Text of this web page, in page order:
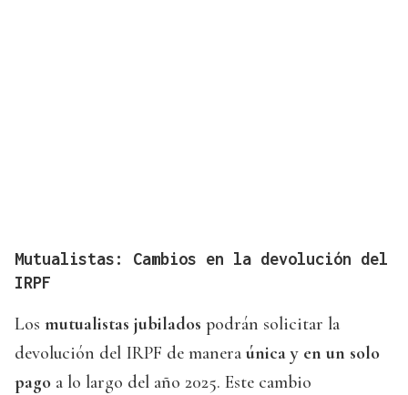
Mutualistas: Cambios en la devolución del
IRPF
Los mutualistas jubilados podrán solicitar la
devolución del IRPF de manera única y en un solo
pago a lo largo del año 2025. Este cambio